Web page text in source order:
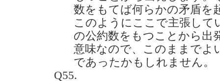
数をもてば何らかの矛盾を
このようにここで主張して
の公約数をもつことから出
意味なので、このままでよ
であったかもしれません。
Q55.